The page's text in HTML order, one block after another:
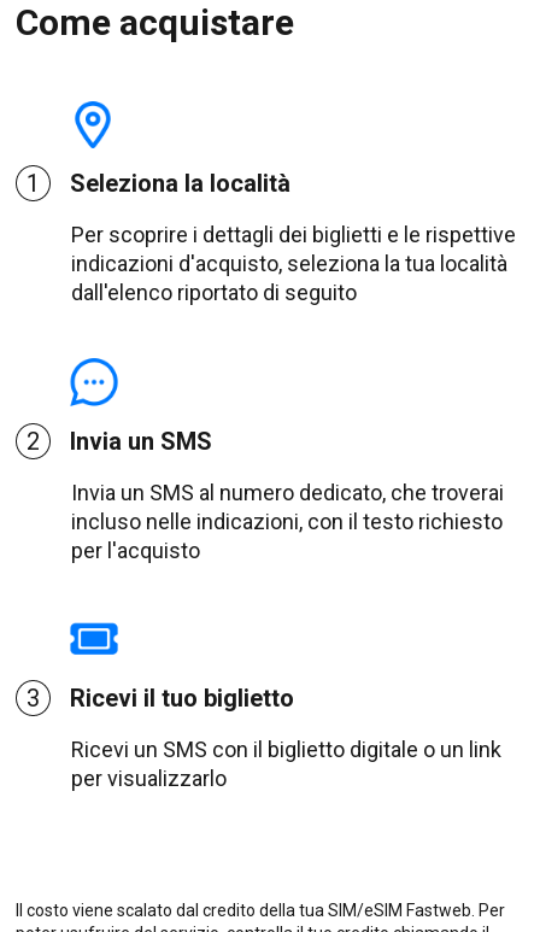
Come acquistare
1 Seleziona la località
Per scoprire i dettagli dei biglietti e le rispettive
indicazioni d'acquisto, seleziona la tua località
dall'elenco riportato di seguito
2 Invia un SMS
Invia un SMS al numero dedicato, che troverai
incluso nelle indicazioni, con il testo richiesto
per l'acquisto
3 Ricevi il tuo biglietto
Ricevi un SMS con il biglietto digitale o un link
per visualizzarlo
Il costo viene scalato dal credito della tua SIM/eSIM Fastweb. Per